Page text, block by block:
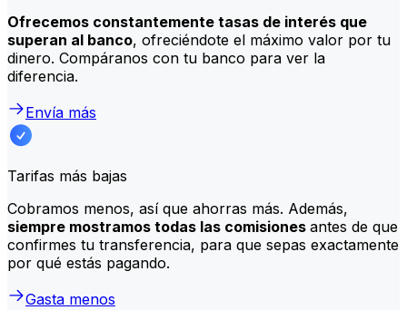
Ofrecemos constantemente tasas de interés que
superan al banco, ofreciéndote el máximo valor por tu
dinero. Compáranos con tu banco para ver la
diferencia.
Envía más
Tarifas más bajas
Cobramos menos, así que ahorras más. Además,
siempre mostramos todas las comisiones antes de que
confirmes tu transferencia, para que sepas exactamente
por qué estás pagando.
Gasta menos